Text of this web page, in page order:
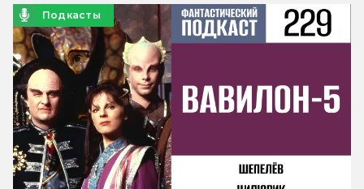
Подкасты